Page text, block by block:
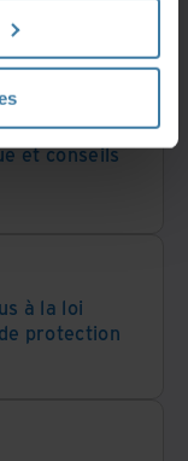
et conseils
à la loi
protection